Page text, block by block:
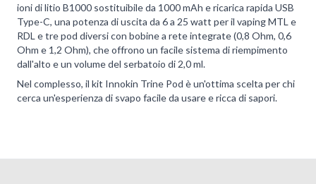
ioni di litio B1000 sostituibile da 1000 mAh e ricarica rapida USB
Type-C, una potenza di uscita da 6 a 25 watt per il vaping MTL e
RDL e tre pod diversi con bobine a rete integrate (0,8 Ohm, 0,6
Ohm e 1,2 Ohm), che offrono un facile sistema di riempimento
dall'alto e un volume del serbatoio di 2,0 ml.
Nel complesso, il kit Innokin Trine Pod è un'ottima scelta per chi
cerca un'esperienza di svapo facile da usare e ricca di sapori.